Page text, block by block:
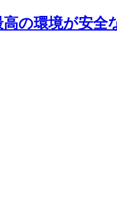
の環境が安